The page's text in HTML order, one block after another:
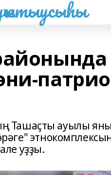
Ташаҫты ауылы
уҙҙы.